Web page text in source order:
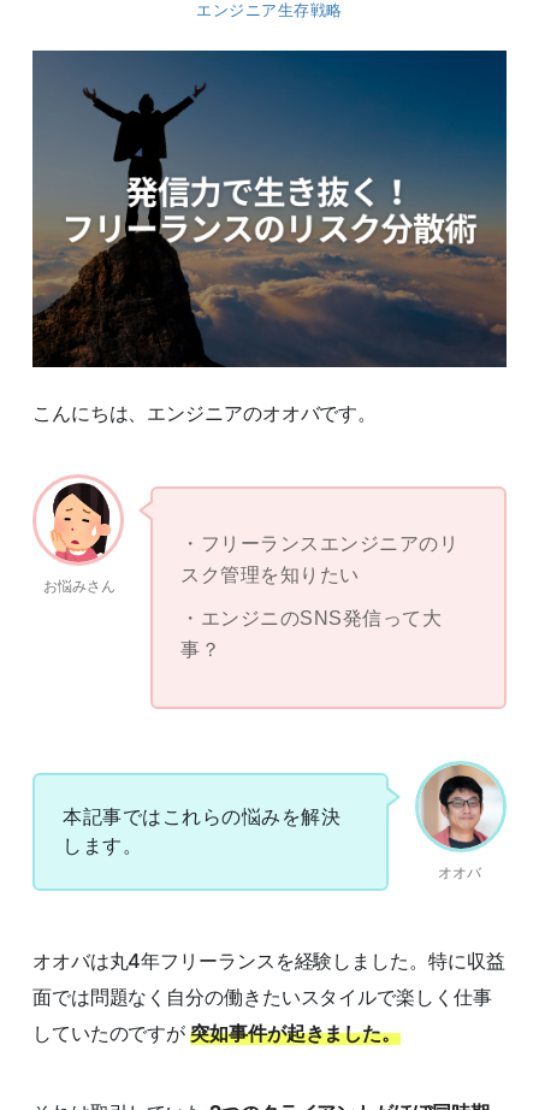
エンジニア生存戦略
こんにちは、エンジニアのオオバです。
お悩みさん
フリーランスエンジニアのリ
スク管理を知りたい
エンジニのSNS発信って大
事？
オオバ
本記事ではこれらの悩みを解決
します。
オオバは丸4年フリーランスを経験しました。特に収益
面では問題なく自分の働きたいスタイルで楽しく仕事
していたのですが突如事件が起きました。